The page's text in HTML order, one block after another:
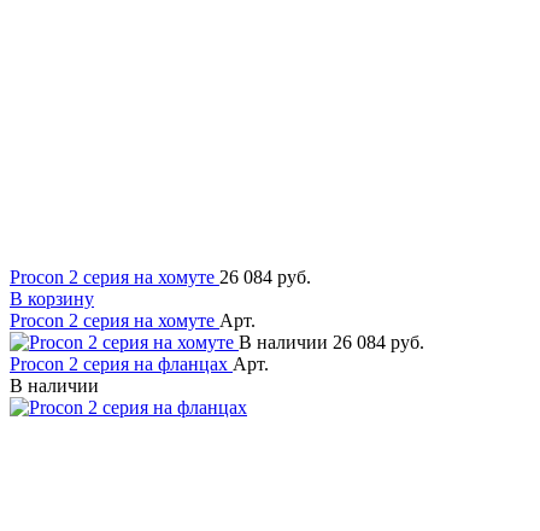
Procon 2 серия на хомуте 26 084 руб.
В корзину
Procon 2 серия на хомуте Арт.
В наличии 26 084 руб.
Procon 2 серия на фланцах Арт.
В наличии